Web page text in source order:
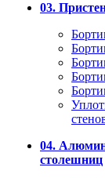
03.
04.
столешниц